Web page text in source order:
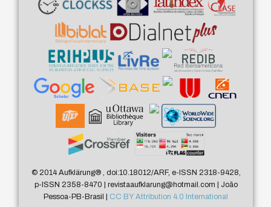
© 2014 Aufklärung®, doi:10.18012/ARF, e-ISSN 2318-9428,
p-ISSN 2358-8470 | revistaaufklarung@hotmail.com | João
Pessoa-PB-Brasil | CC BY Attribution 4.0 International